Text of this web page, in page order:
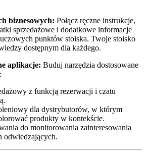
biznesowych: Połącz ręczne instrukcje,
sprzedażowe i dodatkowe informacje
punktów stoiska. Twoje stoisko
dostępnym dla każdego.
aplikacje: Buduj narzędzia dostosowane
z funkcją rezerwacji i czatu
dla dystrybutorów, w którym
produkty w kontekście.
do monitorowania zainteresowania
odwiedzających.